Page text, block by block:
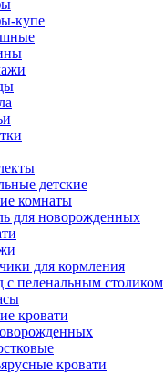
купе
детские
комнаты
для новорожденных
для кормления
с пеленальным столиком
кровати
кровати